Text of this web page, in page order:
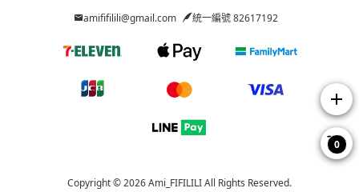
amififilili@gmail.com 統一編號 82617192
Copyright © 2026 Ami_FIFILILI All Rights Reserved.
add
0